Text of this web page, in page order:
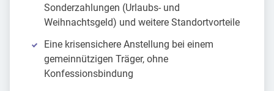
Sonderzahlungen (Urlaubs- und
Weihnachtsgeld) und weitere Standortvorteile
Eine krisensichere Anstellung bei einem
gemeinnützigen Träger, ohne
Konfessionsbindung